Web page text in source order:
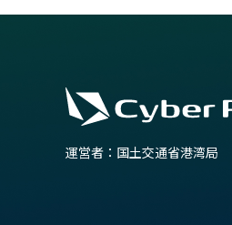
運営者：国土交通省港湾局